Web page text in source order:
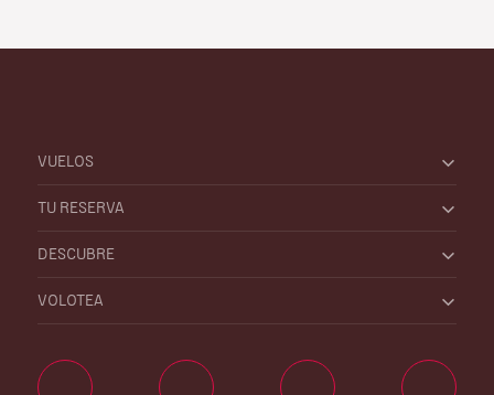
VUELOS
TU RESERVA
DESCUBRE
VOLOTEA